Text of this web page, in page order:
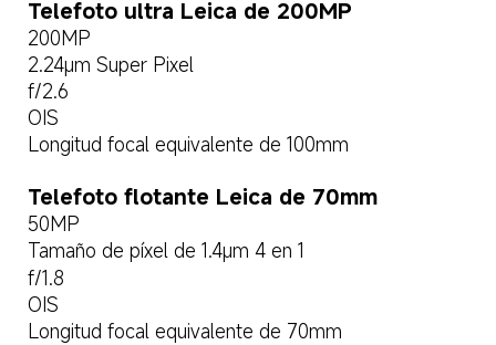
Telefoto ultra Leica de 200MP
200MP
2.24μm Super Pixel
f/2.6
OIS
Longitud focal equivalente de 100mm
Telefoto flotante Leica de 70mm
50MP
Tamaño de píxel de 1.4μm 4 en 1
f/1.8
OIS
Longitud focal equivalente de 70mm